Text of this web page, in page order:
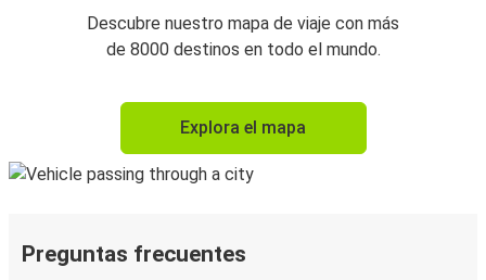
Descubre nuestro mapa de viaje con más
de 8000 destinos en todo el mundo.
Explora el mapa
Preguntas frecuentes